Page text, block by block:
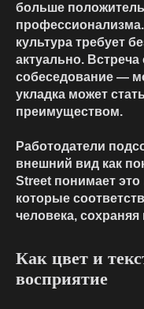
больше
культура требует
актуально.
собеседование —
укладка может
преимуществом.
Работодатели
внешний вид как
Street понимает это
которые
человека,
Как цвет и
восприятие